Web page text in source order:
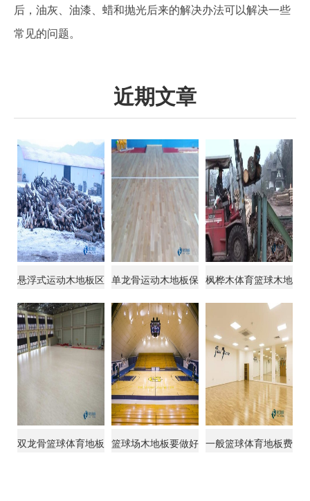
后，油灰、油漆、蜡和抛光后来的解决办法可以解决一些
常见的问题。
近期文章
悬浮式运动木地板区 单龙骨运动木地板保 枫桦木体育篮球木地
双龙骨篮球体育地板 篮球场木地板要做好 一般篮球体育地板费